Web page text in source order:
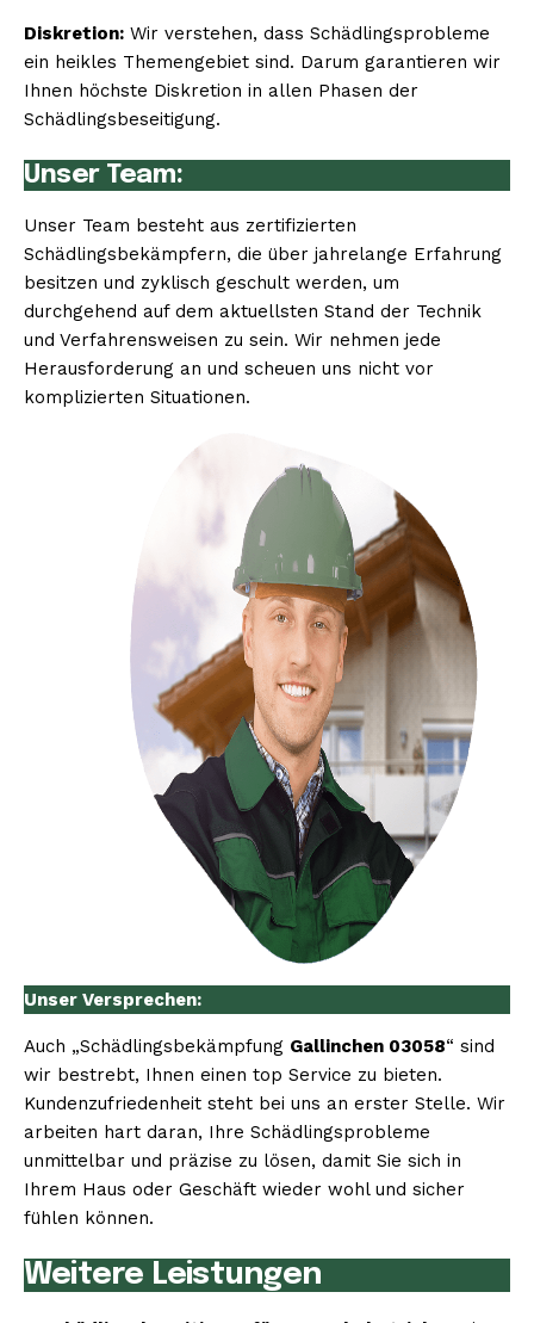
Diskretion: Wir verstehen, dass Schädlingsprobleme
ein heikles Themengebiet sind. Darum garantieren wir
Ihnen höchste Diskretion in allen Phasen der
Schädlingsbeseitigung.
Unser Team:
Unser Team besteht aus zertifizierten
Schädlingsbekämpfern, die über jahrelange Erfahrung
besitzen und zyklisch geschult werden, um
durchgehend auf dem aktuellsten Stand der Technik
und Verfahrensweisen zu sein. Wir nehmen jede
Herausforderung an und scheuen uns nicht vor
komplizierten Situationen.
Unser Versprechen:
Auch „Schädlingsbekämpfung Gallinchen 03058“ sind
wir bestrebt, Ihnen einen top Service zu bieten.
Kundenzufriedenheit steht bei uns an erster Stelle. Wir
arbeiten hart daran, Ihre Schädlingsprobleme
unmittelbar und präzise zu lösen, damit Sie sich in
Ihrem Haus oder Geschäft wieder wohl und sicher
fühlen können.
Weitere Leistungen